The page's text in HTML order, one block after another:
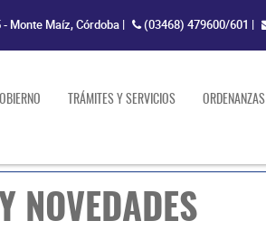
Monte Maíz, Córdoba | (03468) 479600/601 |
TRÁMITES Y SERVICIOS ORDENANZAS
NOVEDADES